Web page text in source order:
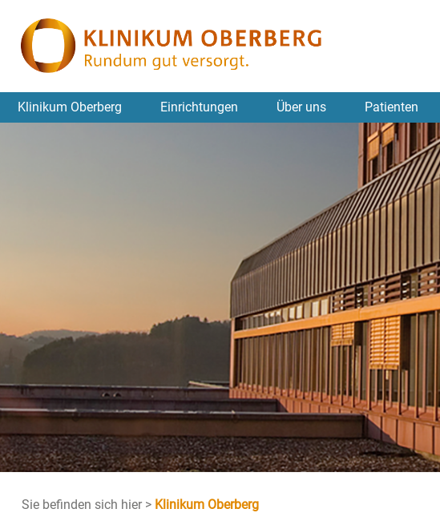
Klinikum Oberberg Einrichtungen Über uns Patienten
Sie befinden sich hier > Klinikum Oberberg